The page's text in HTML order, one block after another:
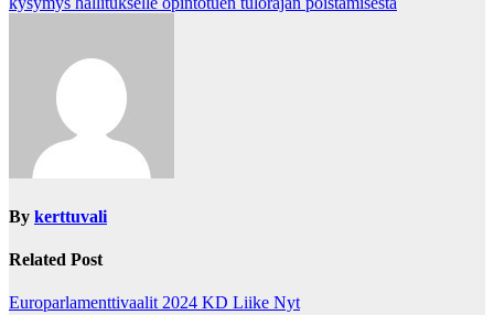
By kerttuvali
Related Post
Europarlamenttivaalit 2024 KD Liike Nyt